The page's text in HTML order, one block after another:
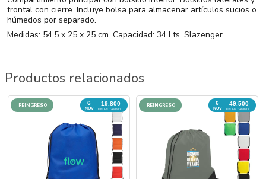
frontal con cierre. Incluye bolsa para almacenar artículos sucios o
húmedos por separado.
Medidas: 54,5 x 25 x 25 cm. Capacidad: 34 Lts. Slazenger
Productos relacionados
6
NOV
19.800
UN. EN CAMINO
REINGRESO 6
NOV
49.500
UN. EN CAMINO
REINGRESO